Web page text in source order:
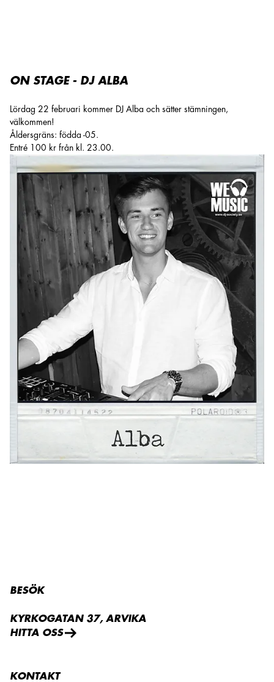
ON STAGE - DJ ALBA
Lördag 22 februari kommer DJ Alba och sätter stämningen,
välkommen!
Åldersgräns: födda -05.
Entré 100 kr från kl. 23.00.
BESÖK
KYRKOGATAN 37, ARVIKA
HITTA OSS
KONTAKT